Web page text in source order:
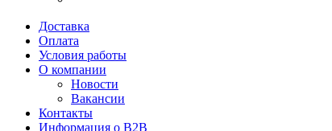
Доставка
Оплата
Условия работы
О компании
Новости
Вакансии
Контакты
Информация о B2B